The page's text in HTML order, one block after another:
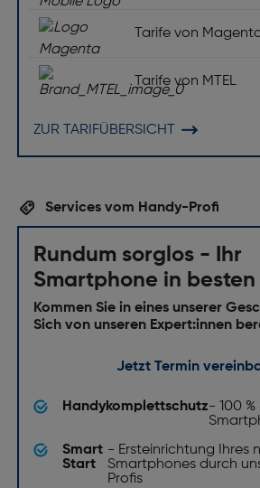
Tarife von
Tarife von MTEL
ZUR TARIFÜBERSICHT
Services vom Handy-Profi
Rundum sorglos - Ihr
Smartphone in besten
Kommen Sie in eines unserer
Sich von unseren Expert:innen
Jetzt Termin
Handykomplettschutz- 100
Smart
Start
- Ersteinrichtung Ihres
Smartphones durch
Profis